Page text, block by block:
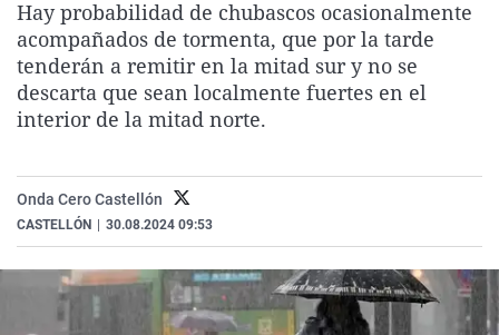
La rosa de los vientos
Gente viajera
Como el perro y el
Caso
Retornados
Equipo de
Extremadura
Galicia
La Rioja
País Vasco
Virales
Televisión
Elecciones
Hay probabilidad de chubascos ocasionalmente
acompañados de tormenta, que por la tarde
tenderán a remitir en la mitad sur y no se
descarta que sean localmente fuertes en el
interior de la mitad norte.
Onda Cero Castellón
CASTELLÓN 30.08.2024 09:53